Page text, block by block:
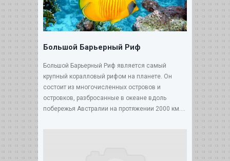
Большой Барьерный Риф
Большой Барьерный Риф является самый
крупный коралловый рифом на планете. Он
состоит из многочисленных островов и
островков, разбросанные в океане вдоль
побережья Австралии на протяжении 2000 км....